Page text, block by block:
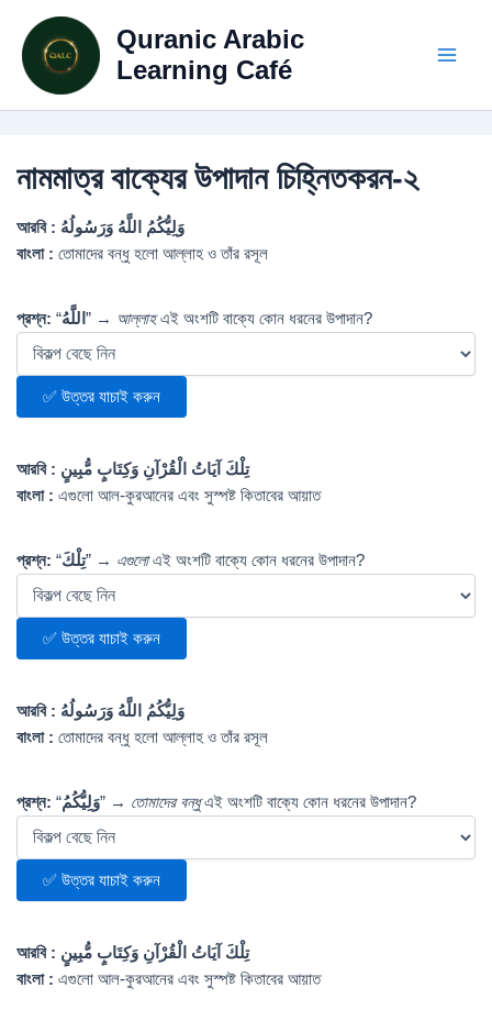
content
Quranic Arabic
Learning Café
নামমাত্র বাক্যের উপাদান চিহ্নিতকরন-২
আরবি : وَلِيُّكُمُ اللَّهُ وَرَسُولُهُ
বাংলা : তোমাদের বন্ধু হলো আল্লাহ ও তাঁর রসূল
প্রশ্ন: “اللَّهُ ” → আল্লাহএই অংশটি বাক্যে কোন ধরনের উপাদান?
✅ উত্তর যাচাই করুন
আরবি : تِلْكَ آيَاتُ الْقُرْآنِ وَكِتَابٍ مُّبِينٍ
বাংলা : এগুলো আল-কুরআনের এবং সুস্পষ্ট কিতাবের আয়াত
প্রশ্ন: “تِلْكَ” → এগুলোএই অংশটি বাক্যে কোন ধরনের উপাদান?
✅ উত্তর যাচাই করুন
আরবি : وَلِيُّكُمُ اللَّهُ وَرَسُولُهُ
বাংলা : তোমাদের বন্ধু হলো আল্লাহ ও তাঁর রসূল
প্রশ্ন: “وَلِيُّكُمُ” → তোমাদের বন্ধুএই অংশটি বাক্যে কোন ধরনের উপাদান?
✅ উত্তর যাচাই করুন
আরবি : تِلْكَ آيَاتُ الْقُرْآنِ وَكِتَابٍ مُّبِينٍ
বাংলা : এগুলো আল-কুরআনের এবং সুস্পষ্ট কিতাবের আয়াত